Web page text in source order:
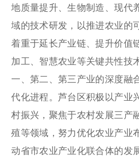
地质量提升、生物制造、现代
域的技术研发，以推进农业的
着重于延长产业链、提升价值
加工、智慧农业等关键共性技
一、第二、第三产业的深度融
代化进程。芦台区积极以产业
村振兴，聚焦于农村发展三产
殖等领域，努力优化农业产业
动省市农业产业化联合体的发